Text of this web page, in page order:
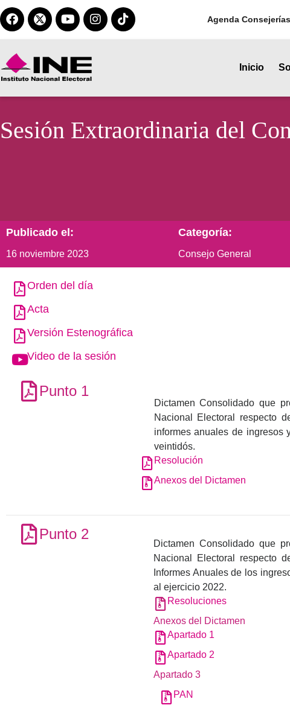
Agenda Consejerías
Inicio
Sesión Extraordinaria del
Publicado el:
16 noviembre 2023
Categoría:
Consejo General
Orden del día
Acta
Versión Estenográfica
Video de la sesión
Punto 1
Dictamen Consolidado que
Nacional Electoral respecto
informes anuales de ingresos
veintidós.
Resolución
Anexos del Dictamen
Punto 2
Dictamen Consolidado que
Nacional Electoral respecto
Informes Anuales de los
al ejercicio 2022.
Resoluciones
Anexos del Dictamen
Apartado 1
Apartado 2
Apartado 3
PAN